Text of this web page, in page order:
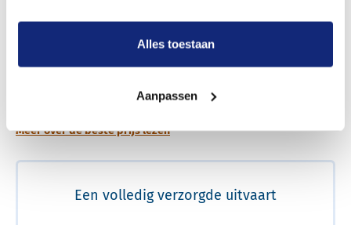
Alles toestaan
Aanpassen
Meer over de beste prijs lezen
Een volledig verzorgde uitvaart